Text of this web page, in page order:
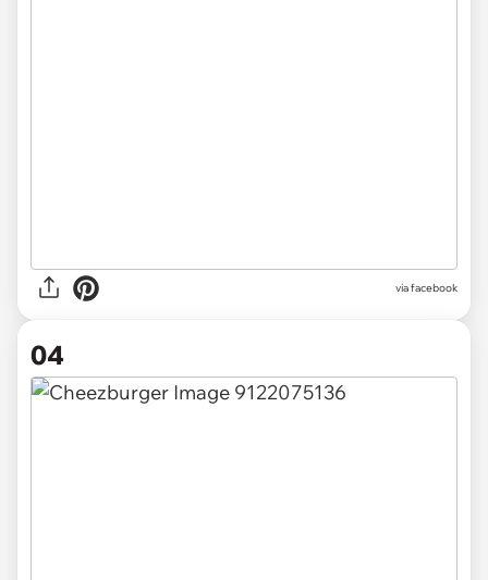
via facebook
04